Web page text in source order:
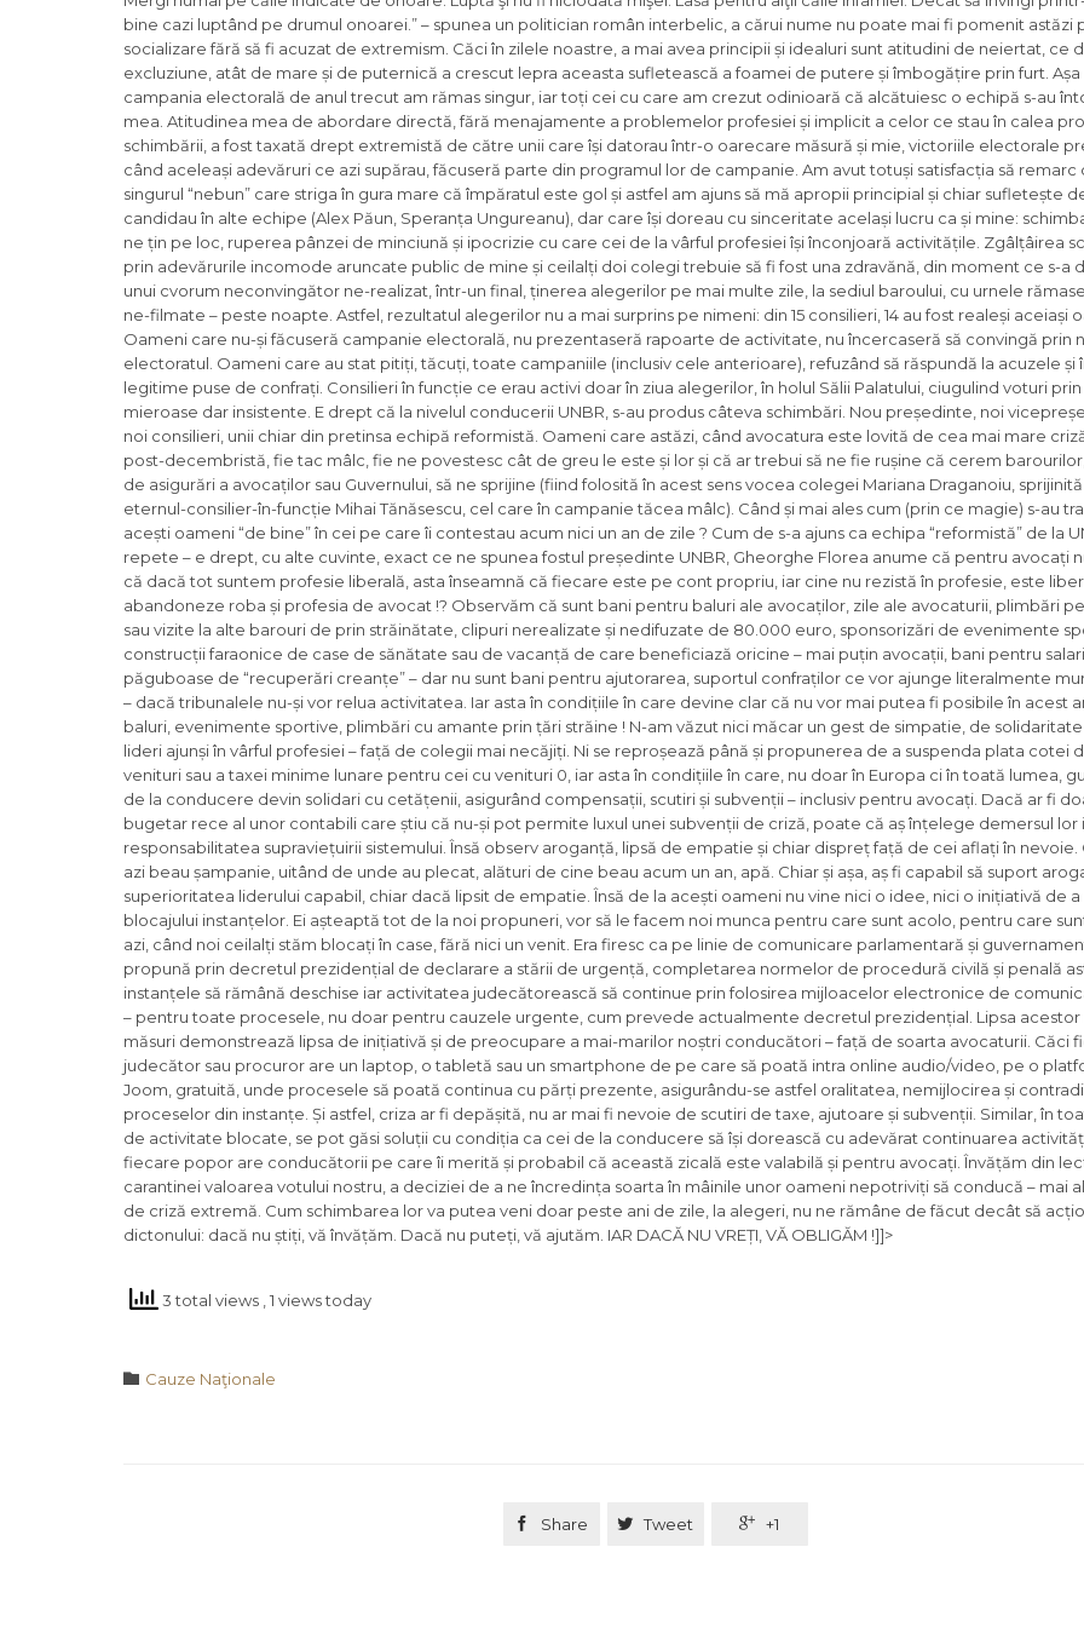
bine cazi luptând pe drumul onoarei.” – spunea un politician român interbelic, a cărui nume nu poate mai fi pomenit astăzi
socializare fără să fi acuzat de extremism. Căci în zilele noastre, a mai avea principii și idealuri sunt atitudini de neiertat, ce
excluziune, atât de mare și de puternică a crescut lepra aceasta sufletească a foamei de putere și îmbogățire prin furt. Așa
campania electorală de anul trecut am rămas singur, iar toți cei cu care am crezut odinioară că alcătuiesc o echipă s-au
mea. Atitudinea mea de abordare directă, fără menajamente a problemelor profesiei și implicit a celor ce stau în calea
schimbării, a fost taxată drept extremistă de către unii care își datorau într-o oarecare măsură și mie, victoriile electorale
când aceleași adevăruri ce azi supărau, făcuseră parte din programul lor de campanie. Am avut totuși satisfacția să remarc
singurul “nebun” care striga în gura mare că împăratul este gol și astfel am ajuns să mă apropii principial și chiar sufletește
candidau în alte echipe (Alex Păun, Speranța Ungureanu), dar care își doreau cu sinceritate același lucru ca și mine:
ne țin pe loc, ruperea pânzei de minciună și ipocrizie cu care cei de la vârful profesiei își înconjoară activitățile. Zgâlțâirea
prin adevărurile incomode aruncate public de mine și ceilalți doi colegi trebuie să fi fost una zdravănă, din moment ce s-a
unui cvorum neconvingător ne-realizat, într-un final, ținerea alegerilor pe mai multe zile, la sediul baroului, cu urnele
ne-filmate – peste noapte. Astfel, rezultatul alegerilor nu a mai surprins pe nimeni: din 15 consilieri, 14 au fost realeși aceiași
Oameni care nu-și făcuseră campanie electorală, nu prezentaseră rapoarte de activitate, nu încercaseră să convingă prin
electoratul. Oameni care au stat pitiți, tăcuți, toate campaniile (inclusiv cele anterioare), refuzând să răspundă la acuzele și
legitime puse de confrați. Consilieri în funcție ce erau activi doar în ziua alegerilor, în holul Sălii Palatului, ciugulind voturi
mieroase dar insistente. E drept că la nivelul conducerii UNBR, s-au produs câteva schimbări. Nou președinte, noi
noi consilieri, unii chiar din pretinsa echipă reformistă. Oameni care astăzi, când avocatura este lovită de cea mai mare
post-decembristă, fie tac mâlc, fie ne povestesc cât de greu le este și lor și că ar trebui să ne fie rușine că cerem
de asigurări a avocaților sau Guvernului, să ne sprijine (fiind folosită în acest sens vocea colegei Mariana Draganoiu,
eternul-consilier-în-funcție Mihai Tănăsescu, cel care în campanie tăcea mâlc). Când și mai ales cum (prin ce magie) s-au
acești oameni “de bine” în cei pe care îi contestau acum nici un an de zile ? Cum de s-a ajuns ca echipa “reformistă” de la
repete – e drept, cu alte cuvinte, exact ce ne spunea fostul președinte UNBR, Gheorghe Florea anume că pentru avocați
că dacă tot suntem profesie liberală, asta înseamnă că fiecare este pe cont propriu, iar cine nu rezistă în profesie, este liber
abandoneze roba și profesia de avocat !? Observăm că sunt bani pentru baluri ale avocaților, zile ale avocaturii, plimbări
sau vizite la alte barouri de prin străinătate, clipuri nerealizate și nedifuzate de 80.000 euro, sponsorizări de evenimente
construcții faraonice de case de sănătate sau de vacanță de care beneficiază oricine – mai puțin avocații, bani pentru
păguboase de “recuperări creanțe” – dar nu sunt bani pentru ajutorarea, suportul confraților ce vor ajunge literalmente
– dacă tribunalele nu-și vor relua activitatea. Iar asta în condițiile în care devine clar că nu vor mai putea fi posibile în acest
baluri, evenimente sportive, plimbări cu amante prin țări străine ! N-am văzut nici măcar un gest de simpatie, de
lideri ajunși în vârful profesiei – față de colegii mai necăjiți. Ni se reproșează până și propunerea de a suspenda plata cotei
venituri sau a taxei minime lunare pentru cei cu venituri 0, iar asta în condițiile în care, nu doar în Europa ci în toată lumea,
de la conducere devin solidari cu cetățenii, asigurând compensații, scutiri și subvenții – inclusiv pentru avocați. Dacă ar fi
bugetar rece al unor contabili care știu că nu-și pot permite luxul unei subvenții de criză, poate că aș înțelege demersul lor
responsabilitatea supraviețuirii sistemului. Însă observ aroganță, lipsă de empatie și chiar dispreț față de cei aflați în
azi beau șampanie, uitând de unde au plecat, alături de cine beau acum un an, apă. Chiar și așa, aș fi capabil să suport
superioritatea liderului capabil, chiar dacă lipsit de empatie. Însă de la acești oameni nu vine nici o idee, nici o inițiativă de
blocajului instanțelor. Ei așteaptă tot de la noi propuneri, vor să le facem noi munca pentru care sunt acolo, pentru care
azi, când noi ceilalți stăm blocați în case, fără nici un venit. Era firesc ca pe linie de comunicare parlamentară și
propună prin decretul prezidențial de declarare a stării de urgență, completarea normelor de procedură civilă și penală
instanțele să rămână deschise iar activitatea judecătorească să continue prin folosirea mijloacelor electronice de
– pentru toate procesele, nu doar pentru cauzele urgente, cum prevede actualmente decretul prezidențial. Lipsa acestor
măsuri demonstrează lipsa de inițiativă și de preocupare a mai-marilor noștri conducători – față de soarta avocaturii. Căci
judecător sau procuror are un laptop, o tabletă sau un smartphone de pe care să poată intra online audio/video, pe o
Joom, gratuită, unde procesele să poată continua cu părți prezente, asigurându-se astfel oralitatea, nemijlocirea și
proceselor din instanțe. Și astfel, criza ar fi depășită, nu ar mai fi nevoie de scutiri de taxe, ajutoare și subvenții. Similar, în
de activitate blocate, se pot găsi soluții cu condiția ca cei de la conducere să își dorească cu adevărat continuarea
fiecare popor are conducătorii pe care îi merită și probabil că această zicală este valabilă și pentru avocați. Învățăm din
carantinei valoarea votului nostru, a deciziei de a ne încredința soarta în mâinile unor oameni nepotriviți să conducă – mai
de criză extremă. Cum schimbarea lor va putea veni doar peste ani de zile, la alegeri, nu ne rămâne de făcut decât să
dictonului: dacă nu știți, vă învățăm. Dacă nu puteți, vă ajutăm. IAR DACĂ NU VREȚI, VĂ OBLIGĂM !]]>
3 total views , 1 views today
 Category
Cauze Naţionale
 Share  Tweet  +1